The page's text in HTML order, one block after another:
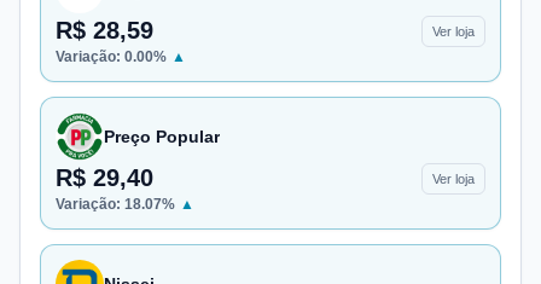
R$ 28,59 Ver loja
Variação: 0.00% ▲
Preço Popular
R$ 29,40 Ver loja
Variação: 18.07% ▲